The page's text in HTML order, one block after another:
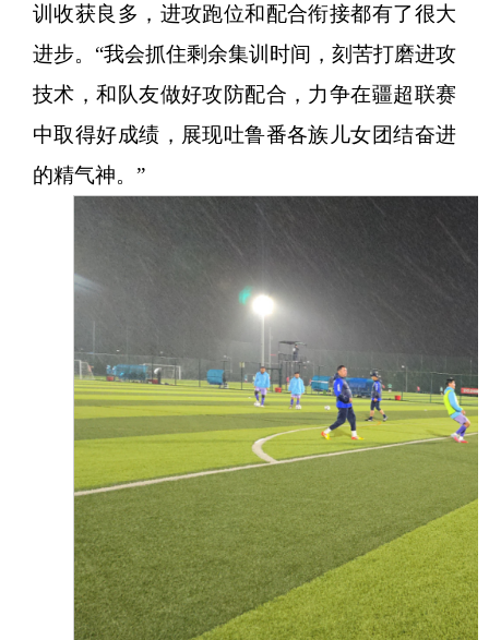
训收获良多，进攻跑位和配合衔接都有了很大
进步。“我会抓住剩余集训时间，刻苦打磨进攻
技术，和队友做好攻防配合，力争在疆超联赛
中取得好成绩，展现吐鲁番各族儿女团结奋进
的精气神。”